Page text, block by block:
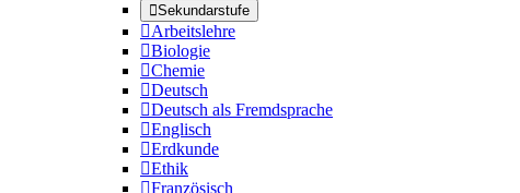
Sekundarstufe
Arbeitslehre
Biologie
Chemie
Deutsch
Deutsch als Fremdsprache
Englisch
Erdkunde
Ethik
Französisch